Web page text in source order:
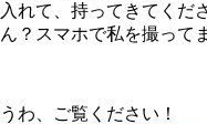
入れて、持ってきてくだ
ん？スマホで私を撮って
うわ、ご覧ください！